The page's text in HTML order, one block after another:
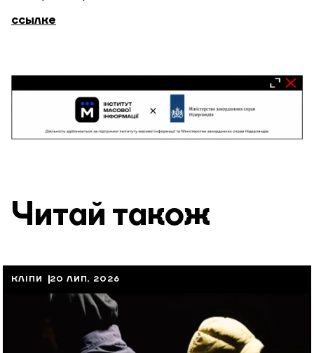
ссылке
Читай також
КЛІПИ 20 ЛИП, 2026